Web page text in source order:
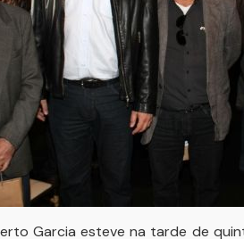
Garcia esteve na tarde de